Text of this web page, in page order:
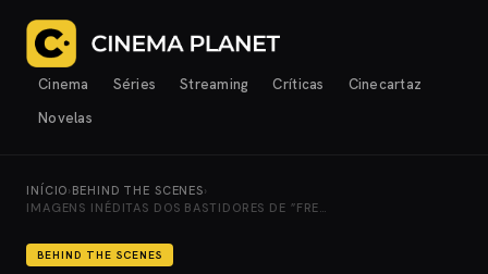
Cinema Séries Streaming Críticas
Cinecartaz
Novelas
INÍCIO› BEHIND THE SCENES›
IMAGENS INÉDITAS DOS BASTIDORES DE ”FRE…
BEHIND THE SCENES